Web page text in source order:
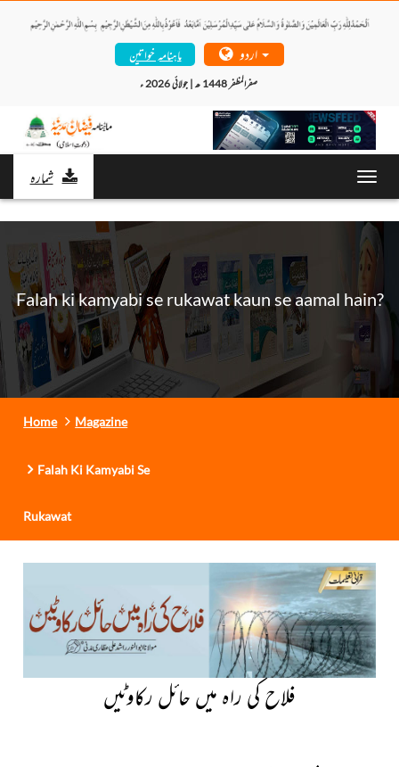
ماہنامہ خواتین
شمارہ
Falah ki kamyabi se rukawat kaun se aamal hain?
Home Magazine
Falah Ki Kamyabi Se
Rukawat
فلاح کی راہ میں حائل رکاوٹیں